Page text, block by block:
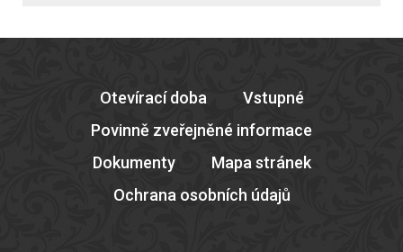
Otevírací doba
Vstupné
Povinně zveřejněné informace
Dokumenty
Mapa stránek
Ochrana osobních údajů